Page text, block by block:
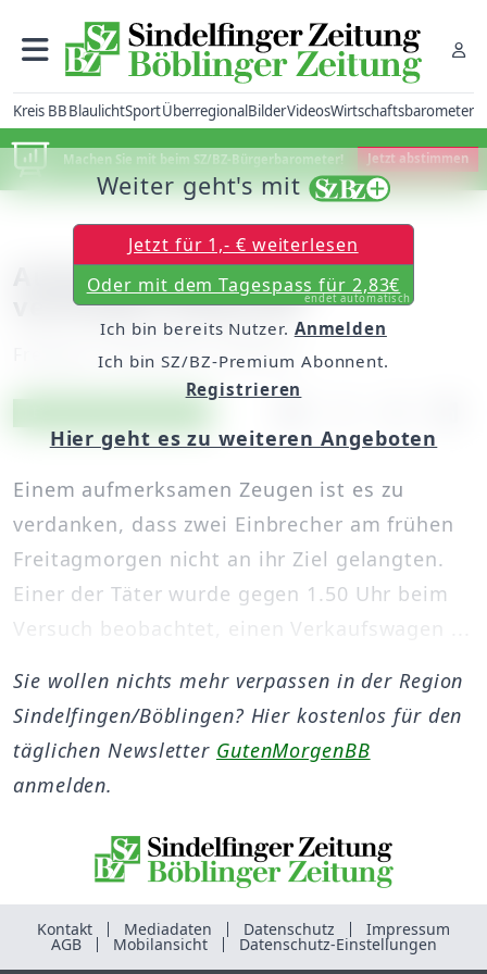
Kreis BBBlaulichtSportÜberregionalBilderVideosWirtschaftsbarometer
Machen Sie mit beim SZ/BZ-Bürgerbarometer! Jetzt abstimmen
Aufmerksamer Zeuge
verhindert Einbruch
Freitag, 27. Mai 2016, 12:06 Uhr
Einem aufmerksamen Zeugen ist es zu
verdanken, dass zwei Einbrecher am frühen
Freitagmorgen nicht an ihr Ziel gelangten.
Einer der Täter wurde gegen 1.50 Uhr beim
Versuch beobachtet, einen Verkaufswagen ...
Weiter geht's mit
Jetzt für 1,- € weiterlesen
Oder mit dem Tagespass für 2,83€
endet automatisch
Ich bin bereits Nutzer. Anmelden
Ich bin SZ/BZ-Premium Abonnent.
Registrieren
Hier geht es zu weiteren Angeboten
Sie wollen nichts mehr verpassen in der Region
Sindelfingen/Böblingen? Hier kostenlos für den
täglichen Newsletter GutenMorgenBB
anmelden.
Kontakt Mediadaten Datenschutz Impressum
AGB Mobilansicht Datenschutz-Einstellungen